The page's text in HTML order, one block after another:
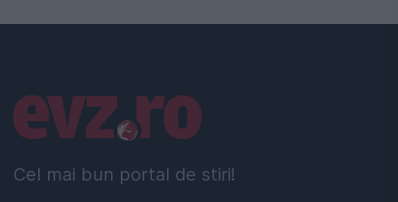
Cel mai bun portal de stiri!
Linkuri utile